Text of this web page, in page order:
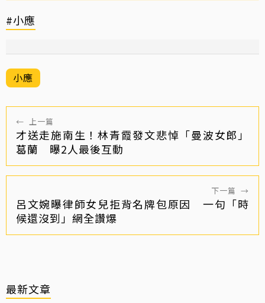
#小應
小應
← 上一篇
才送走施南生！林青霞發文悲悼「曼波女郎」
葛蘭 曝2人最後互動
下一篇 →
呂文婉曝律師女兒拒背名牌包原因 一句「時
候還沒到」網全讚爆
最新文章